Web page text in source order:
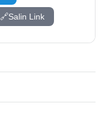
🔗Salin Link